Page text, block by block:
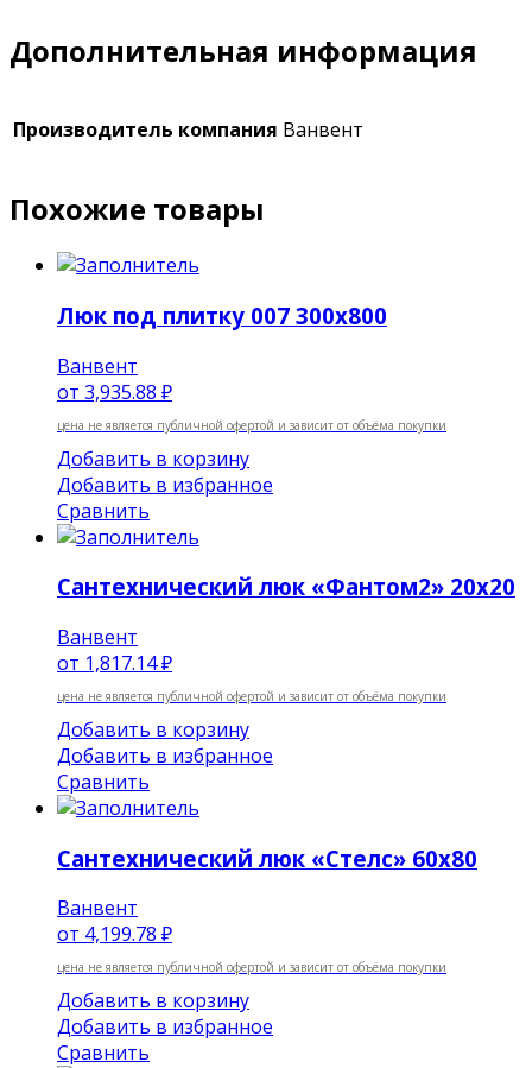
Дополнительная информация
Производитель компания Ванвент
Похожие товары
Люк под плитку 007 300х800
Ванвент
от 3,935.88 ₽
цена не является публичной офертой и зависит от объёма покупки
Добавить в корзину
Добавить в избранное
Сравнить
Сантехнический люк «Фантом2» 20х20
Ванвент
от 1,817.14 ₽
цена не является публичной офертой и зависит от объёма покупки
Добавить в корзину
Добавить в избранное
Сравнить
Сантехнический люк «Стелс» 60х80
Ванвент
от 4,199.78 ₽
цена не является публичной офертой и зависит от объёма покупки
Добавить в корзину
Добавить в избранное
Сравнить